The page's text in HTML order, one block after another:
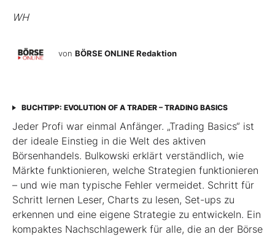
WH
von BÖRSE ONLINE Redaktion
BUCHTIPP: EVOLUTION OF A TRADER – TRADING BASICS
Jeder Profi war einmal Anfänger. „Trading Basics“ ist
der ideale Einstieg in die Welt des aktiven
Börsenhandels. Bulkowski erklärt verständlich, wie
Märkte funktionieren, welche Strategien funktionieren
– und wie man typische Fehler vermeidet. Schritt für
Schritt lernen Leser, Charts zu lesen, Set-ups zu
erkennen und eine eigene Strategie zu entwickeln. Ein
kompaktes Nachschlagewerk für alle, die an der Börse